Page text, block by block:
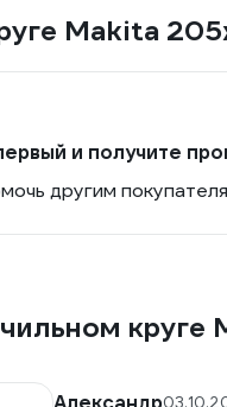
Makita
и получите
другим